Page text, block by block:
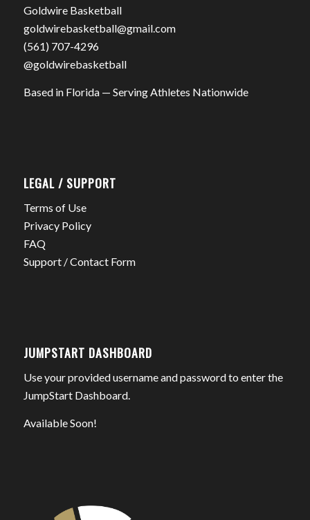
Goldwire Basketball
goldwirebasketball@gmail.com
(561) 707-4296
@goldwirebasketball
Based in Florida — Serving Athletes Nationwide
LEGAL / SUPPORT
Terms of Use
Privacy Policy
FAQ
Support / Contact Form
JUMPSTART DASHBOARD
Use your provided username and password to enter the
JumpStart Dashboard.
Available Soon!